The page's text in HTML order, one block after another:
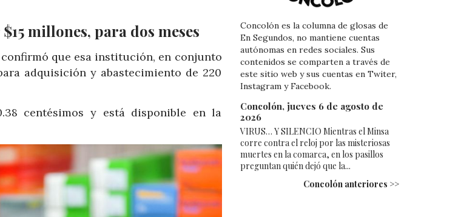
millones, para dos meses
que esa institución, en conjunto
adquisición y abastecimiento de 220
centésimos y está disponible en la
Concolón es la columna de glosas de
En Segundos, no mantiene cuentas
autónomas en redes sociales. Sus
contenidos se comparten a través de
este sitio web y sus cuentas en Twiter,
Instagram y Facebook.
Concolón, jueves 6 de agosto de
2026
VIRUS… Y SILENCIO Mientras el Minsa
corre contra el reloj por las misteriosas
muertes en la comarca, en los pasillos
preguntan quién dejó que la...
Concolón anteriores >>